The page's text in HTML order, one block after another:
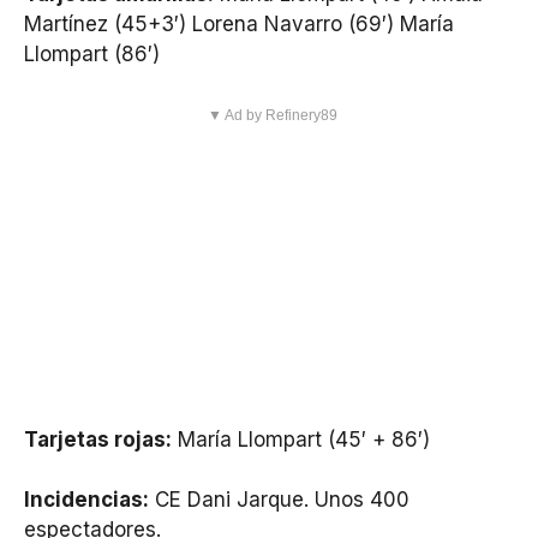
Martínez (45+3′) Lorena Navarro (69′) María
Llompart (86′)
▼ Ad by Refinery89
Tarjetas rojas: María Llompart (45′ + 86′)
Incidencias: CE Dani Jarque. Unos 400
espectadores.